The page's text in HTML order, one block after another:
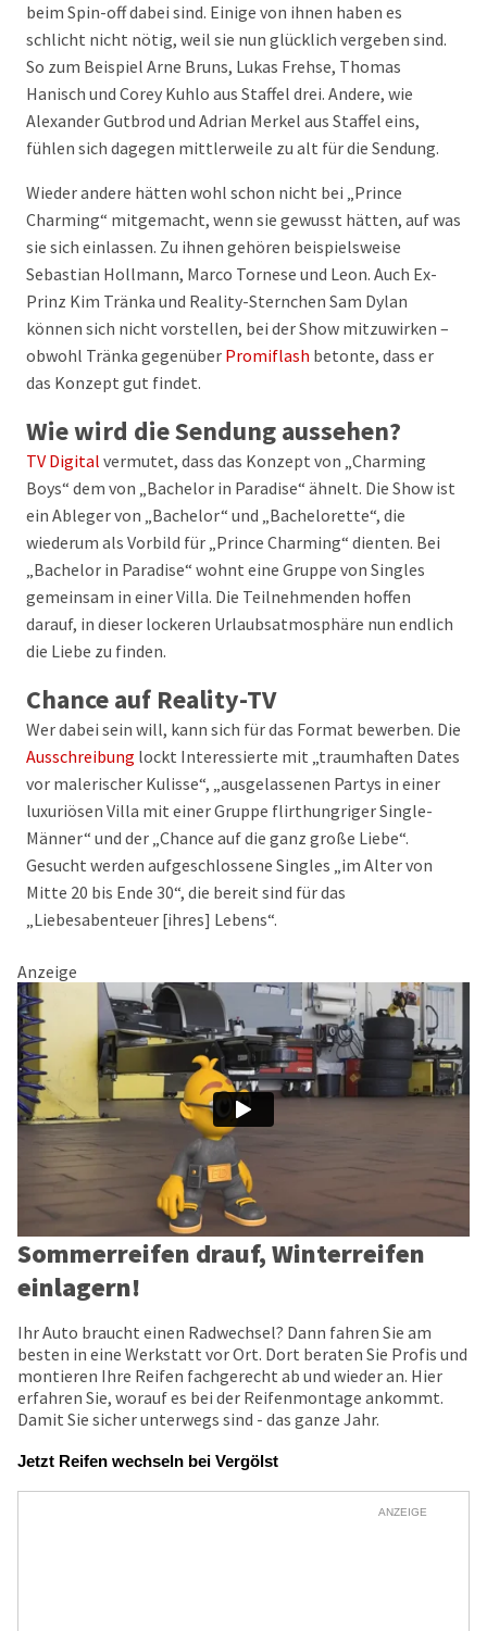
beim Spin-off dabei sind. Einige von ihnen haben es
schlicht nicht nötig, weil sie nun glücklich vergeben sind.
So zum Beispiel Arne Bruns, Lukas Frehse, Thomas
Hanisch und Corey Kuhlo aus Staffel drei. Andere, wie
Alexander Gutbrod und Adrian Merkel aus Staffel eins,
fühlen sich dagegen mittlerweile zu alt für die Sendung.
Wieder andere hätten wohl schon nicht bei „Prince
Charming“ mitgemacht, wenn sie gewusst hätten, auf was
sie sich einlassen. Zu ihnen gehören beispielsweise
Sebastian Hollmann, Marco Tornese und Leon. Auch Ex-
Prinz Kim Tränka und Reality-Sternchen Sam Dylan
können sich nicht vorstellen, bei der Show mitzuwirken –
obwohl Tränka gegenüber Promiflash betonte, dass er
das Konzept gut findet.
Wie wird die Sendung aussehen?
TV Digital vermutet, dass das Konzept von „Charming
Boys“ dem von „Bachelor in Paradise“ ähnelt. Die Show ist
ein Ableger von „Bachelor“ und „Bachelorette“, die
wiederum als Vorbild für „Prince Charming“ dienten. Bei
„Bachelor in Paradise“ wohnt eine Gruppe von Singles
gemeinsam in einer Villa. Die Teilnehmenden hoffen
darauf, in dieser lockeren Urlaubsatmosphäre nun endlich
die Liebe zu finden.
Chance auf Reality-TV
Wer dabei sein will, kann sich für das Format bewerben. Die
Ausschreibung lockt Interessierte mit „traumhaften Dates
vor malerischer Kulisse“, „ausgelassenen Partys in einer
luxuriösen Villa mit einer Gruppe flirthungriger Single-
Männer“ und der „Chance auf die ganz große Liebe“.
Gesucht werden aufgeschlossene Singles „im Alter von
Mitte 20 bis Ende 30“, die bereit sind für das
„Liebesabenteuer [ihres] Lebens“.
Anzeige
Sommerreifen drauf, Winterreifen
einlagern!
Ihr Auto braucht einen Radwechsel? Dann fahren Sie am
besten in eine Werkstatt vor Ort. Dort beraten Sie Profis und
montieren Ihre Reifen fachgerecht ab und wieder an. Hier
erfahren Sie, worauf es bei der Reifenmontage ankommt.
Damit Sie sicher unterwegs sind - das ganze Jahr.
Jetzt Reifen wechseln bei Vergölst
ANZEIGE